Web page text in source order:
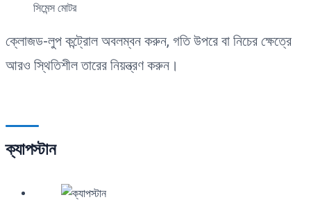
সিমেন্স মোটর
ক্লোজড-লুপ কন্ট্রোল অবলম্বন করুন, গতি উপরে বা নিচের ক্ষেত্রে
আরও স্থিতিশীল তারের নিয়ন্ত্রণ করুন।
ক্যাপস্টান